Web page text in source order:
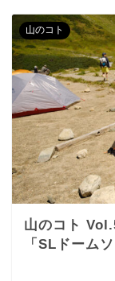
山のコト
山のコト
「SLドーム